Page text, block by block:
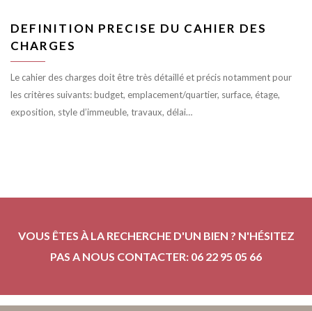
DEFINITION PRECISE DU CAHIER DES
CHARGES
Le cahier des charges doit être très détaillé et précis notamment pour
les critères suivants: budget, emplacement/quartier, surface, étage,
exposition, style d’immeuble, travaux, délai…
VOUS ÊTES À LA RECHERCHE D'UN BIEN ? N'HÉSITEZ
PAS A NOUS CONTACTER: 06 22 95 05 66